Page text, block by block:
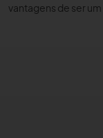
EDUCAÇÃO
vantagens de ser um